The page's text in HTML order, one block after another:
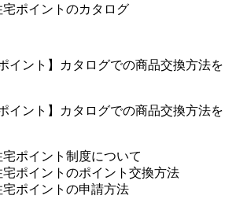
宅ポイントのカタログ
イント】カタログでの商品交換方法を
イント】カタログでの商品交換方法を
宅ポイント制度について
宅ポイントのポイント交換方法
宅ポイントの申請方法